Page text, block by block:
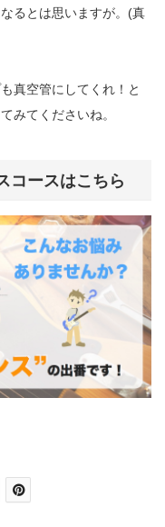
るとは思いますが。(真
真空管にしてくれ！と
みてくださいね。
コースはこちら